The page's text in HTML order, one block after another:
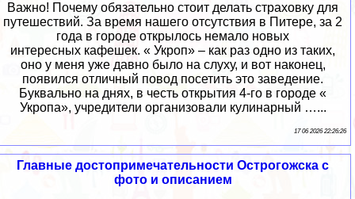
Важно! Почему обязательно стоит делать страховку для
путешествий. За время нашего отсутствия в Питере, за 2
года в городе открылось немало новых
интересных кафешек. « Укроп» – как раз одно из таких,
оно у меня уже давно было на слуху, и вот наконец,
появился отличный повод посетить это заведение.
Буквально на днях, в честь открытия 4-го в городе «
Укропа», учредители организовали кулинарный …...
17 06 2026 22:26:26
Главные достопримечательности Острогожска с
фото и описанием